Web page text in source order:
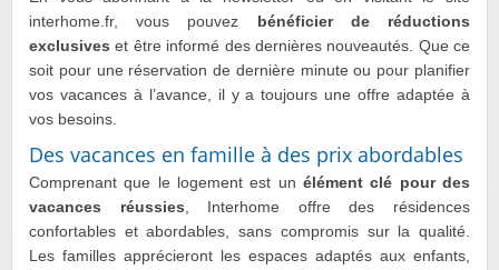
interhome.fr, vous pouvez bénéficier de réductions
exclusives et être informé des dernières nouveautés. Que ce
soit pour une réservation de dernière minute ou pour planifier
vos vacances à l’avance, il y a toujours une offre adaptée à
vos besoins.
Des vacances en famille à des prix abordables
Comprenant que le logement est un élément clé pour des
vacances réussies , Interhome offre des résidences
confortables et abordables, sans compromis sur la qualité.
Les familles apprécieront les espaces adaptés aux enfants,